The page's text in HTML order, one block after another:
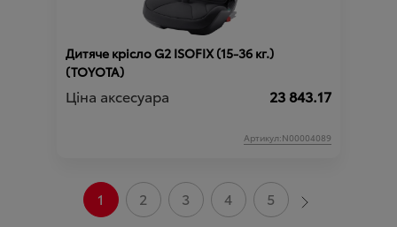
Дитяче крісло G2 ISOFIX (15-36 кг.)
(TOYOTA)
Ціна аксесуара 23 843.17
Артикул:N00004089
1 2 3 4 5